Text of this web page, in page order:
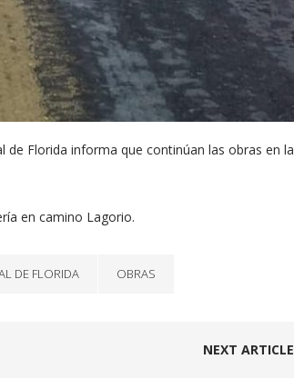
de Florida informa que continúan las obras en la
en camino Lagorio.
DE FLORIDA OBRAS
NEXT ARTICLE